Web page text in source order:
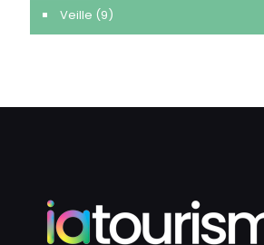
Veille (9)